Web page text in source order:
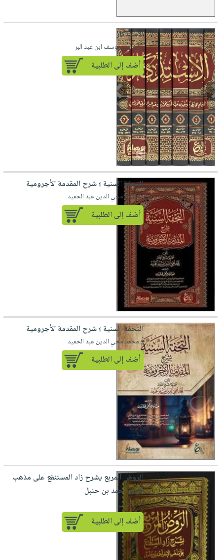
الاستذكار
لـ أبو عمر يوسف ابن عبد البر
أضف إلى الطلبية
التحفة السنية ؛ شرح المقدمة الأجرومية
لـ محمد محي الدين عبد الحميد
أضف إلى الطلبية
التحفة السنية ؛ شرح المقدمة الأجرومية
لـ محمد محي الدين عبد الحميد
أضف إلى الطلبية
الروض المربع يشرح زاد المستنقع على مذهب
الإمام أحمد بن حنبل
لـ الباهوتي
أضف إلى الطلبية